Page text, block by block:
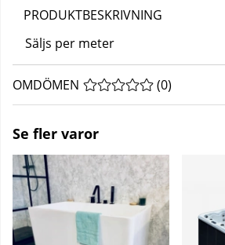
PRODUKTBESKRIVNING
Säljs per meter
OMDÖMEN MEDELBETYG 0 AV 5
(0)
Se fler varor